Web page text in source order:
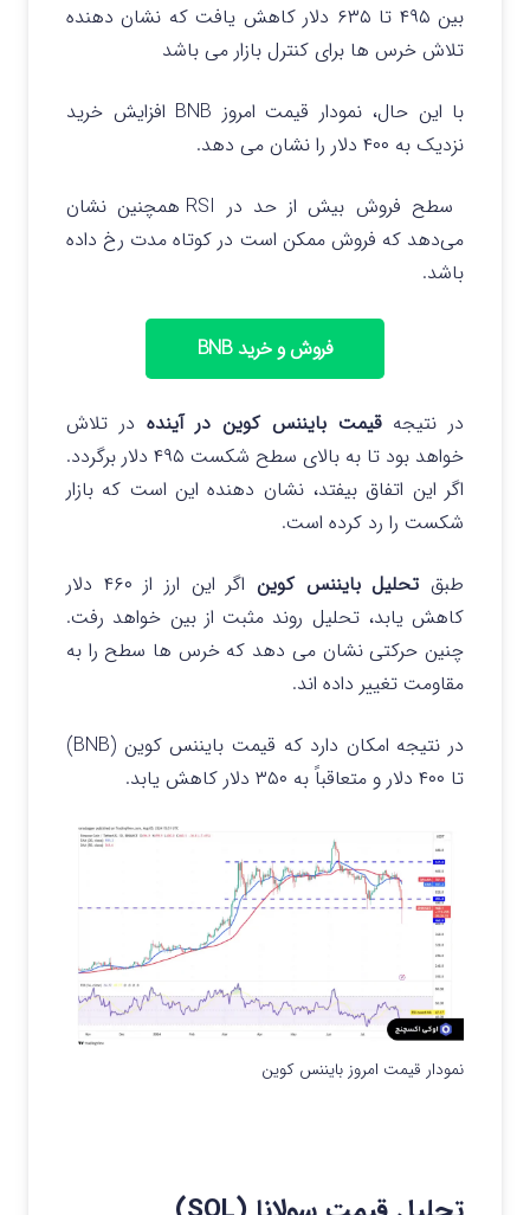
بین ۴۹۵ تا ۶۳۵ دلار کاهش یافت که نشان دهنده
تلاش خرس ها برای کنترل بازار می باشد
با این حال، نمودار قیمت امروز BNB افزایش خرید
نزدیک به ۴۰۰ دلار را نشان می دهد.
سطح فروش بیش از حد در RSI همچنین نشان
می‌دهد که فروش ممکن است در کوتاه‌ مدت رخ داده
باشد.
فروش و خرید BNB
در نتیجهقیمت بایننس کوین در آینده در تلاش
خواهد بود تا به بالای سطح شکست ۴۹۵ دلار برگردد.
اگر این اتفاق بیفتد، نشان دهنده این است که بازار
شکست را رد کرده است.
طبق تحلیل بایننس کوین
اگر این ارز از ۴۶۰ دلار
کاهش یابد، تحلیل روند مثبت از بین خواهد رفت.
چنین حرکتی نشان می دهد که خرس ها سطح را به
مقاومت تغییر داده اند.
در نتیجه امکان دارد که قیمت بایننس کوین (BNB)
تا ۴۰۰ دلار و متعاقباً به ۳۵۰ دلار کاهش یابد.
نمودار قیمت امروز بایننس کوین